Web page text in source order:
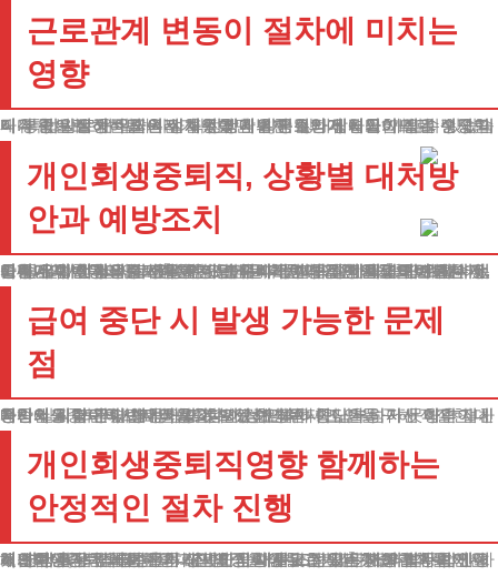
근로관계 변동이 절차에 미치는
영향
재직 중 발생하는 급여는 채무 상환의 기초가 됩니다. 개인회생중퇴직 상황이 발생하면 원래 계획했던 변제 일정에 차질이 생길 수 있습니다. 법원은 채무자의 성실성을 매우 중요하게 평가하므로, 정당한 이유 없는 직장 이탈은 절차 진행에 치명적인 장애물이 될 수 있습니다. 특히 새로운 일자리가 확정되지 않은 상태에서의 사직은 변제 의지 부족으로 해석될 여지가 있어 각별한 주의가 필요합니다.
개인회생중퇴직, 상황별 대처방
안과 예방조치
고용관계 변동이 불가피한 경우에는 다음과 같은 절차를 따르시기 바랍니다. 첫째, 새로운 직장으로의 이동이 확실하다면 근로계약서, 연봉계약서 등 관련 서류를 미리 준비하여 법원에 제출해야 합니다. 둘째, 일시적 실직이 예상된다면 구체적인 구직 계획과 함께 일시적 상환 유예 신청을 검토할 수 있습니다. 셋째, 개인 사정으로 인한 장기 실직이 예상되는 경우에는 변제계획 변경 신청을 고려해볼 수 있습니다. 개인회생중퇴직, 어떤 경우라도 절차 중단을 막기 위해서는 사전에 법률대리인과 충분한 상담을 거쳐 대응 방안을 마련하는 것이 중요합니다.
급여 중단 시 발생 가능한 문제
점
개인회생중퇴직, 변제금을 3회 이상 연속하여 납부하지 못하면 절차 중단의 위험이 있습니다. 이는 단순한 절차 중단을 넘어서 향후 재신청시에도 불이익으로 작용할 수 있습니다.
따라서 직장 관련 변동사항이 발생하면 즉시 조언을 구해 적절한 대응방안을 마련하시기 바랍니다.
특히 실직 기간이 장기화될 것으로 예상된다면, 가용 자산 매각이나 가족의 지원 등 대체 방안도 함께 검토해야 합니다.
개인회생중퇴직영향 함께하는
안정적인 절차 진행
개인회생중퇴직 같은 중대한 결정을 앞두고 계신가요? 절차의 안정적 진행을 위해서는 전문가의 도움이 필요합니다. 저희 법무법인은 체계적인 자문을 통해 의뢰인의 상황에 맞는 맞춤형 해결책을 제시해드립니다.
개인회생중퇴직영향 절차 진행 중 발생할 수 있는 다양한 상황에 대해 경험 많은 법률가들이 상세한 안내를 도와드리겠습니다.
어려운 결정 앞에서 혼자 고민하지 마시고, 언제든 저희 법무법인으로 연락주시기 바랍니다. 의뢰인의 채무 조정을 위해 저희가 함께 하겠습니다.